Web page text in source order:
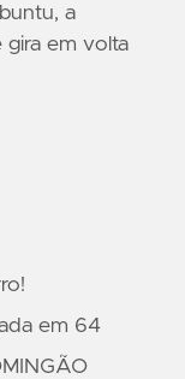
a
em volta
em 64